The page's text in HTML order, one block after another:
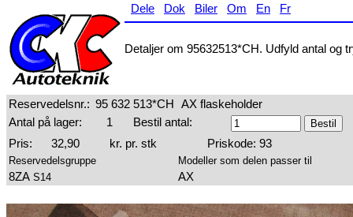
Dele Dok Biler Om En Fr
Detaljer om 95632513*CH. Udfyld antal og
Reservedelsnr.: 95 632 513*CH AX flaskeholder
Antal på lager:
1
Bestil antal:
Pris:
32,90 kr. pr. stk Priskode: 93
Reservedelsgruppe Modeller som delen passer til
8ZA S14 AX